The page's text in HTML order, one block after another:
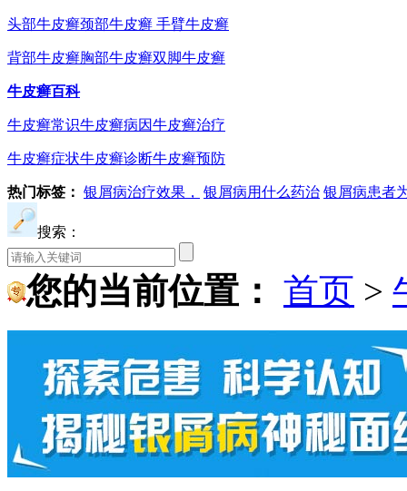
头部牛皮癣颈部牛皮癣 手臂牛皮癣
背部牛皮癣胸部牛皮癣双脚牛皮癣
牛皮癣百科
牛皮癣常识牛皮癣病因牛皮癣治疗
牛皮癣症状牛皮癣诊断牛皮癣预防
热门标签： 银屑病治疗效果， 银屑病用什么药治 银屑病患者
搜索：
您的当前位置： 首页 >